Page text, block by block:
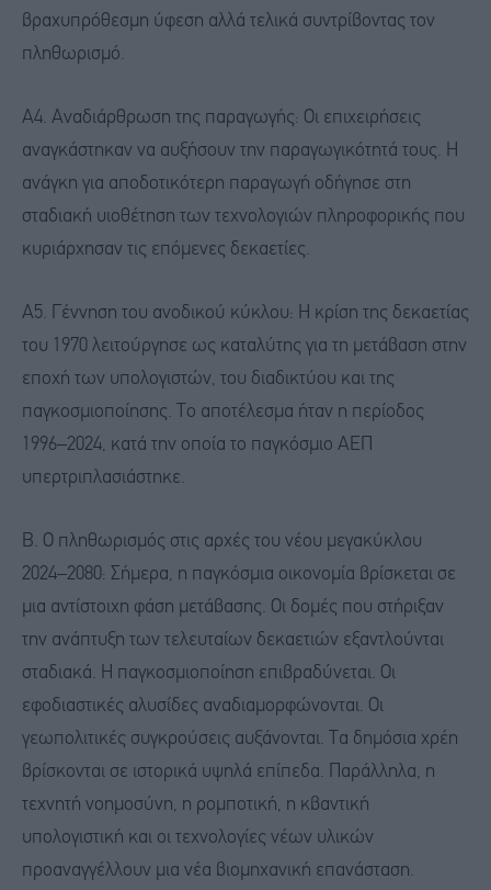
βραχυπρόθεσμη ύφεση αλλά τελικά συντρίβοντας τον
πληθωρισμό.
Α4. Αναδιάρθρωση της παραγωγής: Οι επιχειρήσεις
αναγκάστηκαν να αυξήσουν την παραγωγικότητά τους. Η
ανάγκη για αποδοτικότερη παραγωγή οδήγησε στη
σταδιακή υιοθέτηση των τεχνολογιών πληροφορικής που
κυριάρχησαν τις επόμενες δεκαετίες.
Α5. Γέννηση του ανοδικού κύκλου: Η κρίση της δεκαετίας
του 1970 λειτούργησε ως καταλύτης για τη μετάβαση στην
εποχή των υπολογιστών, του διαδικτύου και της
παγκοσμιοποίησης. Το αποτέλεσμα ήταν η περίοδος
1996–2024, κατά την οποία το παγκόσμιο ΑΕΠ
υπερτριπλασιάστηκε.
Β. Ο πληθωρισμός στις αρχές του νέου μεγακύκλου
2024–2080: Σήμερα, η παγκόσμια οικονομία βρίσκεται σε
μια αντίστοιχη φάση μετάβασης. Οι δομές που στήριξαν
την ανάπτυξη των τελευταίων δεκαετιών εξαντλούνται
σταδιακά. Η παγκοσμιοποίηση επιβραδύνεται. Οι
εφοδιαστικές αλυσίδες αναδιαμορφώνονται. Οι
γεωπολιτικές συγκρούσεις αυξάνονται. Τα δημόσια χρέη
βρίσκονται σε ιστορικά υψηλά επίπεδα. Παράλληλα, η
τεχνητή νοημοσύνη, η ρομποτική, η κβαντική
υπολογιστική και οι τεχνολογίες νέων υλικών
προαναγγέλλουν μια νέα βιομηχανική επανάσταση.